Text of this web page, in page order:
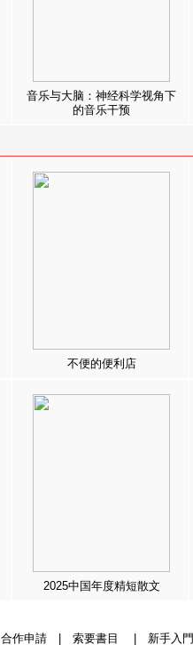
音乐与大脑：神经科学视角下
的音乐干预
不便的便利店
2025中国年度精短散文
合作申請| 索要書目 新手入門